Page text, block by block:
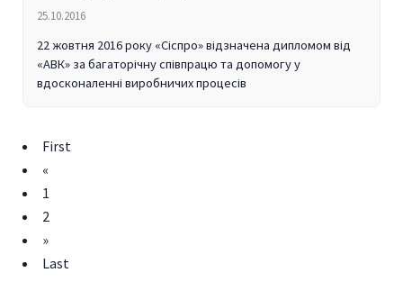
25.10.2016
22 жовтня 2016 року «Сіспро» відзначена дипломом від
«АВК» за багаторічну співпрацю та допомогу у
вдосконаленні виробничих процесів
First
«
1
2
»
Last